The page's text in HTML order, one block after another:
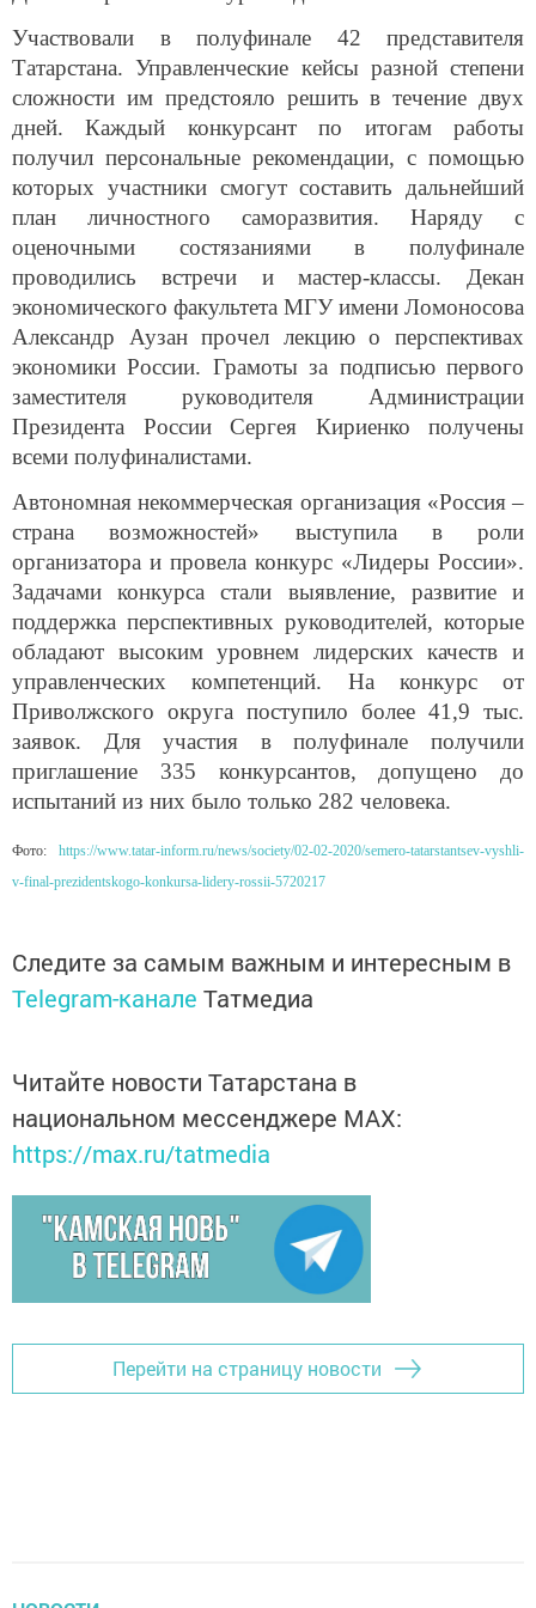
Участвовали в полуфинале 42 представителя
Татарстана. Управленческие кейсы разной степени
сложности им предстояло решить в течение двух
дней. Каждый конкурсант по итогам работы
получил персональные рекомендации, с помощью
которых участники смогут составить дальнейший
план личностного саморазвития. Наряду с
оценочными состязаниями в полуфинале
проводились встречи и мастер-классы. Декан
экономического факультета МГУ имени Ломоносова
Александр Аузан прочел лекцию о перспективах
экономики России. Грамоты за подписью первого
заместителя руководителя Администрации
Президента России Сергея Кириенко получены
всеми полуфиналистами.
Автономная некоммерческая организация «Россия –
страна возможностей» выступила в роли
организатора и провела конкурс «Лидеры России».
Задачами конкурса стали выявление, развитие и
поддержка перспективных руководителей, которые
обладают высоким уровнем лидерских качеств и
управленческих компетенций. На конкурс от
Приволжского округа поступило более 41,9 тыс.
заявок. Для участия в полуфинале получили
приглашение 335 конкурсантов, допущено до
испытаний из них было только 282 человека.
Фото: https://www.tatar-inform.ru/news/society/02-02-2020/semero-tatarstantsev-vyshli-
v-final-prezidentskogo-konkursa-lidery-rossii-5720217
Следите за самым важным и интересным в
Telegram-канале Татмедиа
Читайте новости Татарстана в
национальном мессенджере MАХ:
https://max.ru/tatmedia
Перейти на страницу новости